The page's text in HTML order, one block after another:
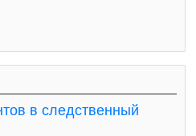
в следственный